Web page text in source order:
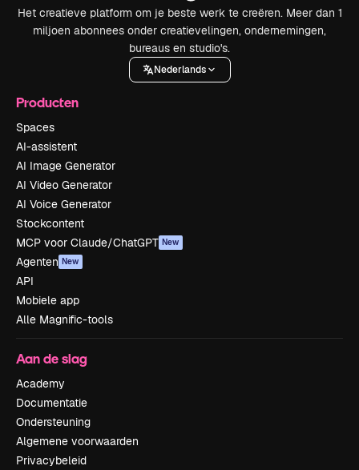
Het creatieve platform om je beste werk te creëren. Meer dan 1
miljoen abonnees onder creatievelingen, ondernemingen,
bureaus en studio's.
Nederlands
Producten
Spaces
AI-assistent
AI Image Generator
AI Video Generator
AI Voice Generator
Stockcontent
MCP voor Claude/ChatGPT New
Agenten New
API
Mobiele app
Alle Magnific-tools
Aan de slag
Academy
Documentatie
Ondersteuning
Algemene voorwaarden
Privacybeleid